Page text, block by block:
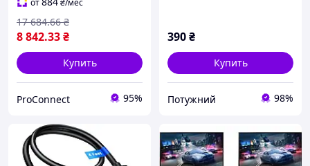
от ₴/мес
8 842.33₴
17 684.66 ₴
Купить
ProConnect 95%
390₴
Купить
Потужний 98%